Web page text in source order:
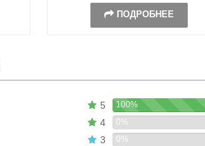
ПОДРОБНЕЕ
5 100%
4 0%
3 0%